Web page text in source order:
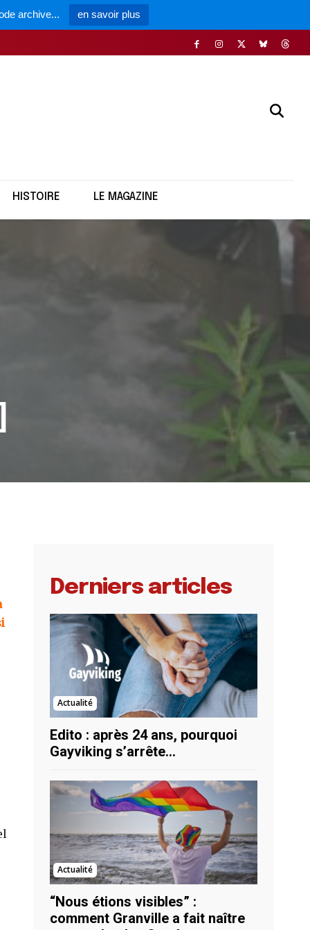
archive... en savoir plus
HISTOIRE LE MAGAZINE
Derniers articles
Actualité
Edito : après 24 ans, pourquoi
Gayviking s’arrête…
Actualité
“Nous étions visibles” :
comment Granville a fait naître